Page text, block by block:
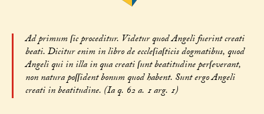
Ad primum ſic proceditur. Videtur quod Angeli fuerint creati
beati. Dicitur enim in libro de eccleſiaſticis dogmatibus, quod
Angeli qui in illa in qua creati ſunt beatitudine perſeverant,
non natura poſſident bonum quod habent. Sunt ergo Angeli
creati in beatitudine. (Ia q. 62 a. 1 arg. 1)